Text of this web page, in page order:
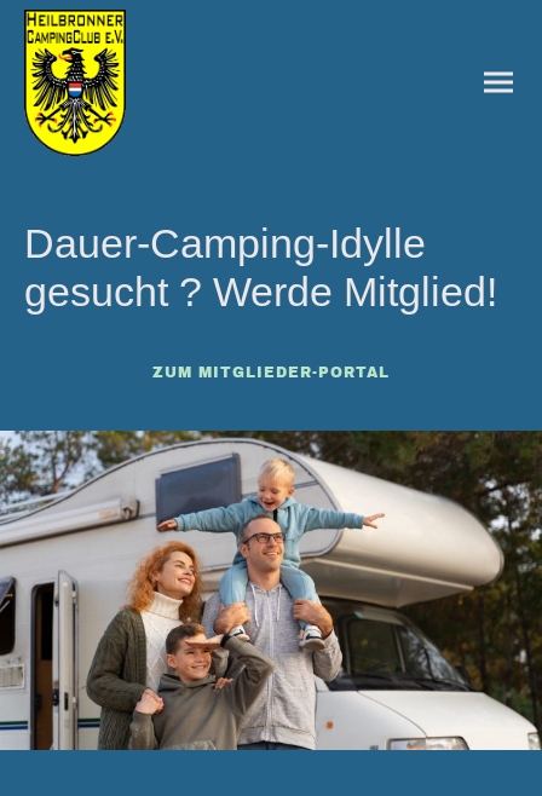
Dauer-Camping-Idylle
gesucht ? Werde Mitglied!
ZUM MITGLIEDER-PORTAL